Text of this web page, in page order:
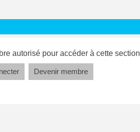
autorisé pour accéder à cette section
Devenir membre